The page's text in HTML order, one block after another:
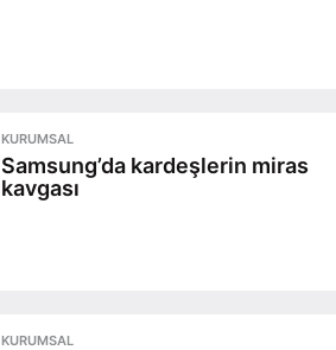
KURUMSAL
Samsung’da kardeşlerin miras
kavgası
KURUMSAL